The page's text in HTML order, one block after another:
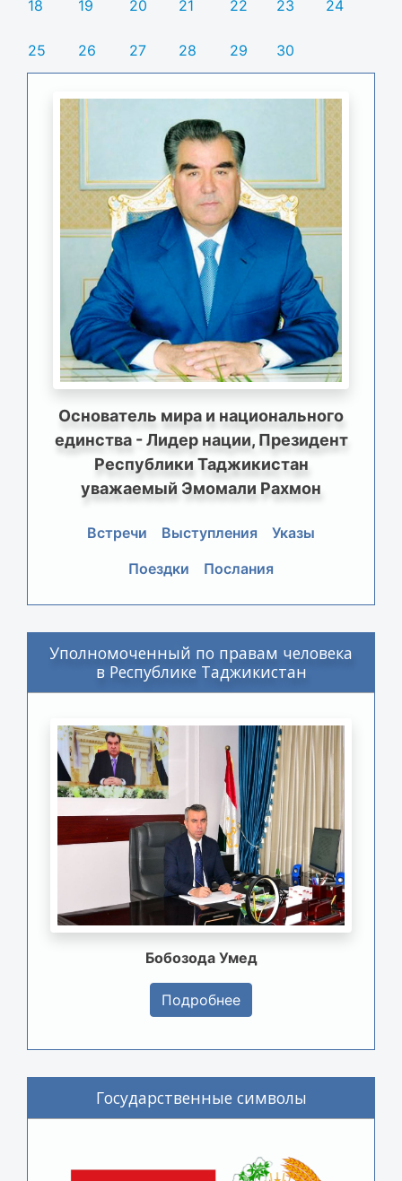
18 19 20 21 22 23 24
25 26 27 28 29 30
Основатель мира и национального
единства - Лидер нации, Президент
Республики Таджикистан
уважаемый Эмомали Рахмон
Встречи Выступления
Указы
Поездки
Послания
Уполномоченный по правам человека
в Республике Таджикистан
Бобозода Умед
Подробнее
Государственные символы